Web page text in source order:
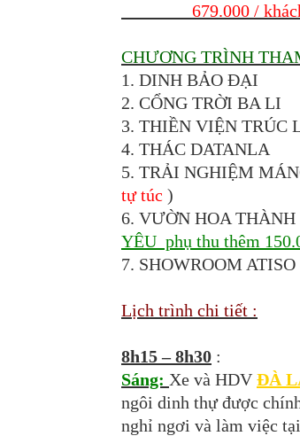
679.000 / khách (
CHƯƠNG TRÌNH
1. DINH BẢO ĐẠI
2. CỔNG TRỜI BA LI
3. THIỀN VIỆN TRÚC
4. THÁC DATANLA
5. TRẢI NGHIỆM
tự túc )
6. VƯỜN HOA THÀNH
YÊU phụ thu thêm
7. SHOWROOM
Lịch trình chi tiết :
8h15 – 8h30 :
Sáng: Xe và HDVĐÀ
ngôi dinh thự được
nghỉ ngơi và làm việc